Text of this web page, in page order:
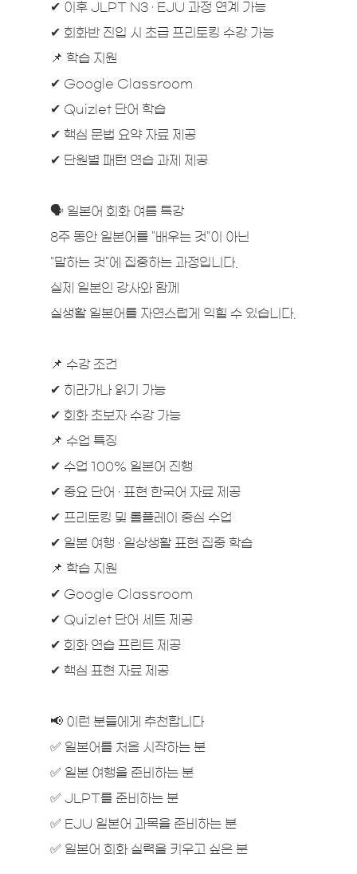
✔ 이후 JLPT N3 · EJU 과정 연계 가능
✔ 회화반 진입 시 초급 프리토킹 수강 가능
📌 학습 지원
✔ Google Classroom
✔ Quizlet 단어 학습
✔ 핵심 문법 요약 자료 제공
✔ 단원별 패턴 연습 과제 제공
🗣 일본어 회화 여름 특강
8주 동안 일본어를 "배우는 것"이 아닌
"말하는 것"에 집중하는 과정입니다.
실제 일본인 강사와 함께
실생활 일본어를 자연스럽게 익힐 수 있습니다.
📌 수강 조건
✔ 히라가나 읽기 가능
✔ 회화 초보자 수강 가능
📌 수업 특징
✔ 수업 100% 일본어 진행
✔ 중요 단어 · 표현 한국어 자료 제공
✔ 프리토킹 및 롤플레이 중심 수업
✔ 일본 여행 · 일상생활 표현 집중 학습
📌 학습 지원
✔ Google Classroom
✔ Quizlet 단어 세트 제공
✔ 회화 연습 프린트 제공
✔ 핵심 표현 자료 제공
📢 이런 분들에게 추천합니다
✅ 일본어를 처음 시작하는 분
✅ 일본 여행을 준비하는 분
✅ JLPT를 준비하는 분
✅ EJU 일본어 과목을 준비하는 분
✅ 일본어 회화 실력을 키우고 싶은 분